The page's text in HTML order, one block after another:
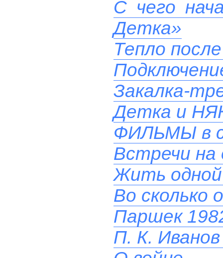
С чего
Детка»
Тепло
Закалка-
Детка и
ФИЛЬМЫ в
Встречи на
Жить
Во сколько
Паршек
П. К.